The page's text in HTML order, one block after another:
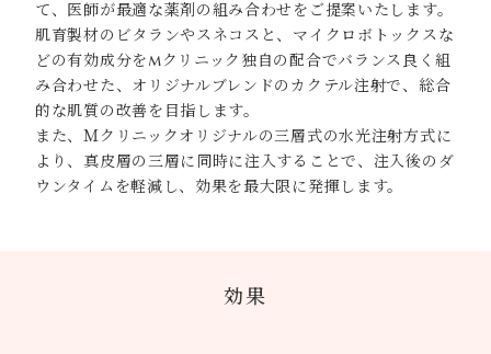
て、医師が最適な薬剤の組み合わせをご提案いたします。
肌育製材のビタランやスネコスと、マイクロボトックスな
どの有効成分をMクリニック独自の配合でバランス良く組
み合わせた、オリジナルブレンドのカクテル注射で、総合
的な肌質の改善を目指します。
また、Ｍクリニックオリジナルの三層式の水光注射方式に
より、真皮層の三層に同時に注入することで、注入後のダ
ウンタイムを軽減し、効果を最大限に発揮します。
効果